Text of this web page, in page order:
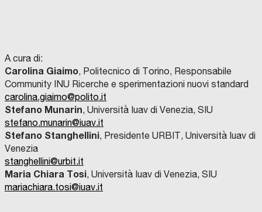
A cura di:
Carolina Giaimo, Politecnico di Torino, Responsabile
Community INU Ricerche e sperimentazioni nuovi standard
carolina.giaimo@polito.it
Stefano Munarin, Università Iuav di Venezia, SIU
stefano.munarin@iuav.it
Stefano Stanghellini, Presidente URBIT, Università Iuav di
Venezia
stanghellini@urbit.it
Maria Chiara Tosi, Università Iuav di Venezia, SIU
mariachiara.tosi@iuav.it